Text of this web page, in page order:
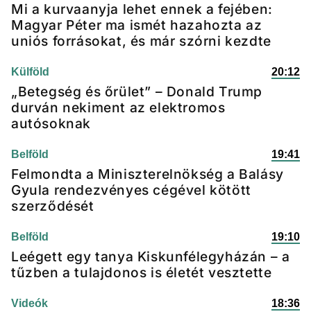
Mi a kurvaanyja lehet ennek a fejében:
Magyar Péter ma ismét hazahozta az
uniós forrásokat, és már szórni kezdte
Külföld 20:12
„Betegség és őrület” – Donald Trump
durván nekiment az elektromos
autósoknak
Belföld 19:41
Felmondta a Miniszterelnökség a Balásy
Gyula rendezvényes cégével kötött
szerződését
Belföld 19:10
Leégett egy tanya Kiskunfélegyházán – a
tűzben a tulajdonos is életét vesztette
Videók 18:36